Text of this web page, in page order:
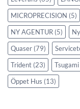
MICROPRECISION (5)
NY AGENTUR (5)
Quaser (79)
Trident (23) Tsugami
Öppet Hus (13)